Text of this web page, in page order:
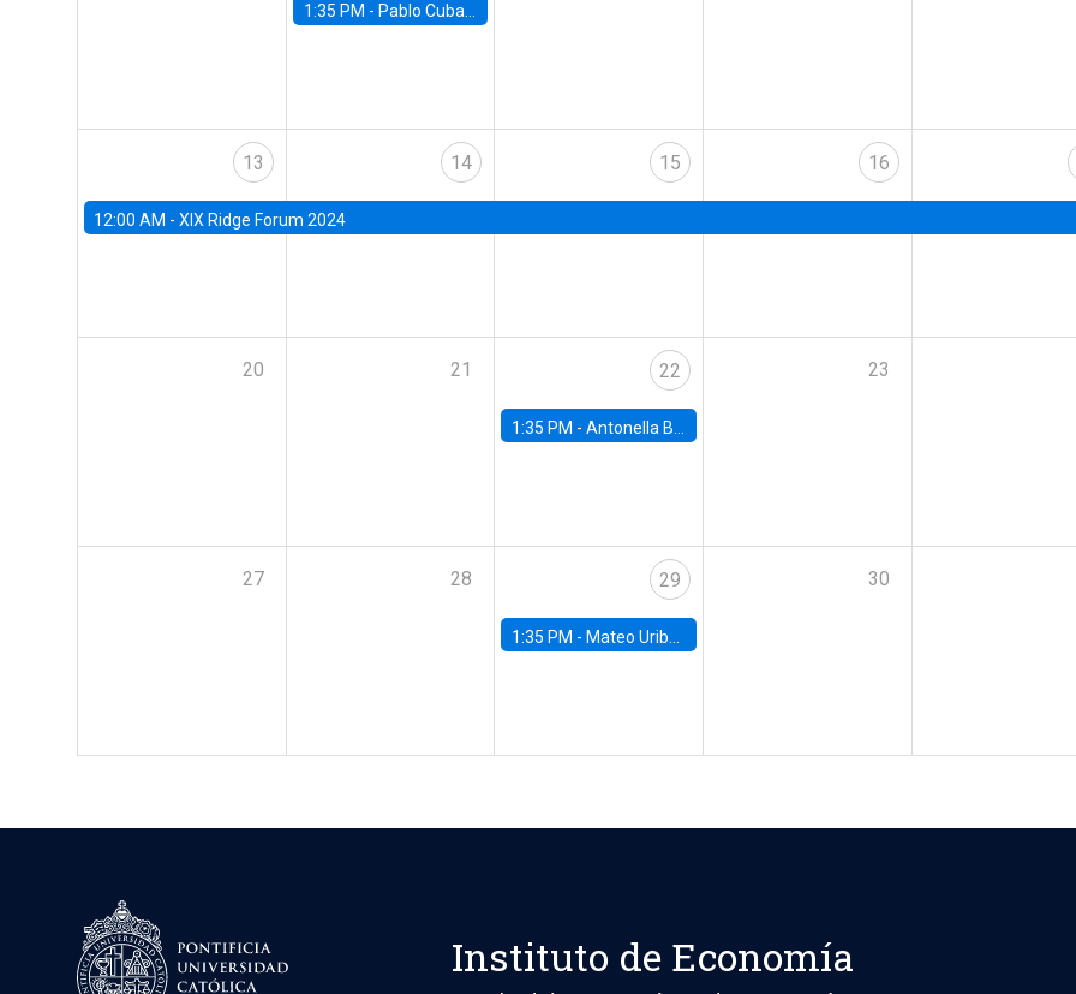
1:35 PM - Pablo Cuba, FED Board
13
12:00 AM - XIX Ridge Forum 2024
14 15 16
20 21 22
1:35 PM -Antonella Bancalari, Institute for Fiscal Studies (IFS) and Research Associate at University College London (UCL)
23
27 28 29
1:35 PM - Mateo Uribe-Castro, Universidad de los Andes (Colombia)
30
Instituto de Economía